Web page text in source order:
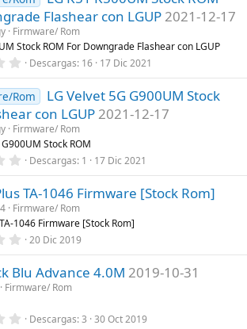
s
)
e
s
t
r
e
l
a
(
s
)
Flashear con LGUP 2021-12-17
Firmware/ Rom
Stock ROM For Downgrade Flashear con LGUP
0
0
0
e
s
t
r
e
l
(
s
)
Descargas 16 17 Dic 2021
Rom
LG Velvet 5G G900UM Stock
con LGUP 2021-12-17
Firmware/ Rom
Stock ROM
0
0
0
e
s
t
r
l
l
a
(
Descargas 1 17 Dic 2021
TA-1046 Firmware [Stock Rom]
Firmware/ Rom
1046 Firmware [Stock Rom]
0
0
0
e
s
r
20 Dic 2019
Blu Advance 4.0M 2019-10-31
Firmware/ Rom
0 Descargas 3 30 Oct 2019